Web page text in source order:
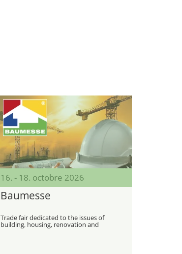
16. - 18. octobre 2026
Baumesse
Trade fair dedicated to the issues of
building, housing, renovation and
modernization